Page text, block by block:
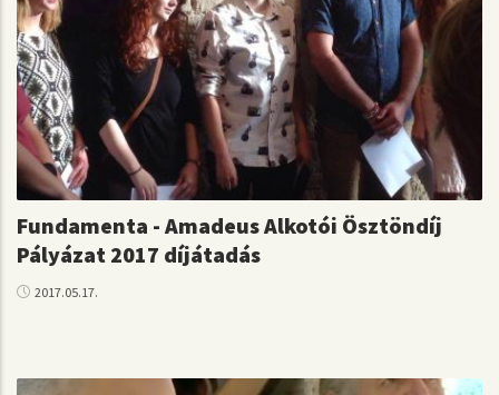
Fundamenta - Amadeus Alkotói Ösztöndíj
Pályázat 2017 díjátadás
2017.05.17.